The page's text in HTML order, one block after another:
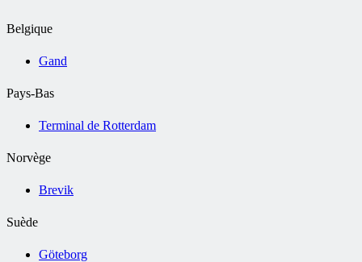
Belgique
Gand
Pays-Bas
Terminal de Rotterdam
Norvège
Brevik
Suède
Göteborg